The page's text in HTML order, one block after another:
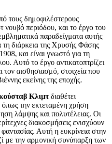
τους δημοφιλέστερους
νουβό περιόδου, και το έργο του
παραδείγματα αυτής
τη διάρκεια της Χρυσής Φάσης
και είναι γνωστό για τη
Αυτό το έργο αντικατοπτρίζει
αισθησιασμό, στοιχεία που
εκείνης της εποχής.
Κλιμτδιαθέτει
όπως την εκτεταμένη χρήση
λάμψης και πολυτέλειας. Οι
διακοσμήσεις ενισχύουν
Αυτή η ευκρίνεια στην
με την αρμονική συνύπαρξη των